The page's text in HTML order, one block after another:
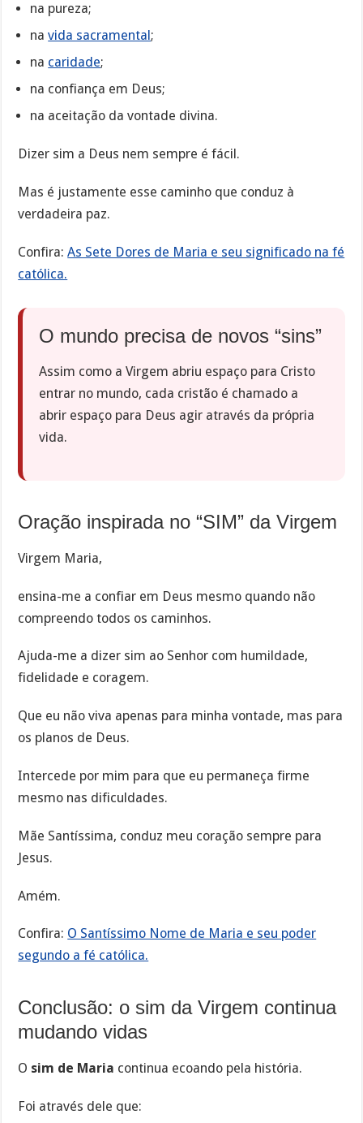
na pureza;
navida sacramental;
na caridade;
na confiança em Deus;
na aceitação da vontade divina.
Dizer sim a Deus nem sempre é fácil.
Mas é justamente esse caminho que conduz à
verdadeira paz.
Confira:As Sete Dores de Maria e seu significado na fé
católica.
O mundo precisa de novos “sins”
Assim como a Virgem abriu espaço para Cristo
entrar no mundo, cada cristão é chamado a
abrir espaço para Deus agir através da própria
vida.
Oração inspirada no “SIM” da Virgem
Virgem Maria,
ensina-me a confiar em Deus mesmo quando não
compreendo todos os caminhos.
Ajuda-me a dizer sim ao Senhor com humildade,
fidelidade e coragem.
Que eu não viva apenas para minha vontade, mas para
os planos de Deus.
Intercede por mim para que eu permaneça firme
mesmo nas dificuldades.
Mãe Santíssima, conduz meu coração sempre para
Jesus.
Amém.
Confira: O Santíssimo Nome de Maria e seu poder
segundo a fé católica.
Conclusão: o sim da Virgem continua
mudando vidas
O sim de Maria continua ecoando pela história.
Foi através dele que: